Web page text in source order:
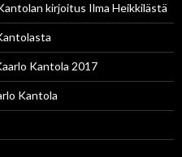
kirjoitus Ilma Heikkilästä
Kantola 2017
Kantola